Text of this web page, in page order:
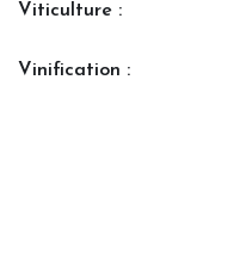
Viticulture :
Vinification :